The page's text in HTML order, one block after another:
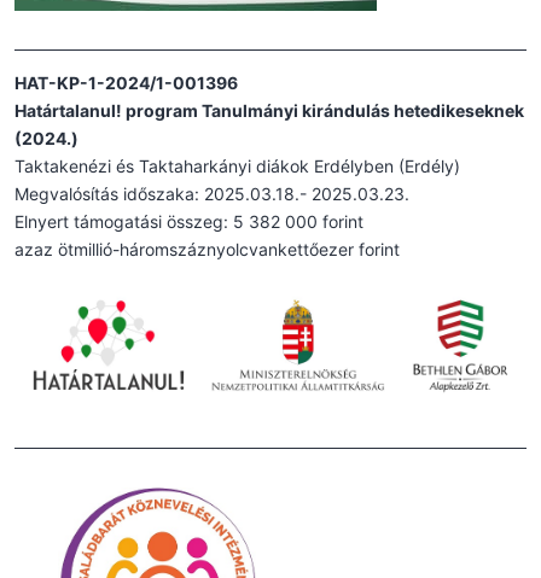
HAT-KP-1-2024/1-001396
Határtalanul! program Tanulmányi kirándulás hetedikeseknek
(2024.)
Taktakenézi és Taktaharkányi diákok Erdélyben (Erdély)
Megvalósítás időszaka: 2025.03.18.- 2025.03.23.
Elnyert támogatási összeg: 5 382 000 forint
azaz ötmillió-háromszáznyolcvankettőezer forint